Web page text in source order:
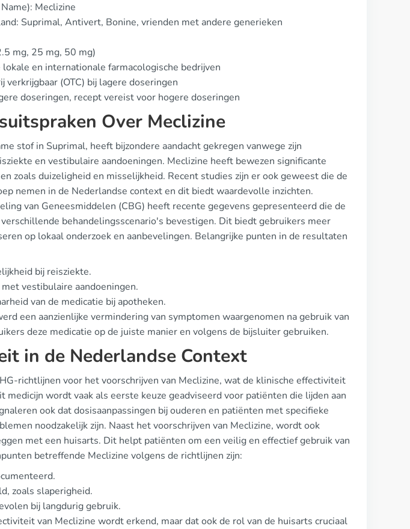
Meclizine
Suprimal, Antivert, Bonine, vrienden met andere generieken
mg, 25 mg, 50 mg)
en internationale farmacologische bedrijven
(OTC) bij lagere doseringen
doseringen, recept vereist voor hogere doseringen
Over Meclizine
stof in Suprimal, heeft bijzondere aandacht gekregen vanwege zijn
en vestibulaire aandoeningen. Meclizine heeft bewezen significante
zoals duizeligheid en misselijkheid. Recent studies zijn er ook geweest die de
nemen in de Nederlandse context en dit biedt waardevolle inzichten.
van Geneesmiddelen (CBG) heeft recente gegevens gepresenteerd die de
behandelingsscenario's bevestigen. Dit biedt gebruikers meer
op lokaal onderzoek en aanbevelingen. Belangrijke punten in de resultaten
bij reisziekte.
vestibulaire aandoeningen.
van de medicatie bij apotheken.
een aanzienlijke vermindering van symptomen waargenomen na gebruik van
deze medicatie op de juiste manier en volgens de bijsluiter gebruiken.
in de Nederlandse Context
richtlijnen voor het voorschrijven van Meclizine, wat de klinische effectiviteit
wordt vaak als eerste keuze geadviseerd voor patiënten die lijden aan
ook dat dosisaanpassingen bij ouderen en patiënten met specifieke
noodzakelijk zijn. Naast het voorschrijven van Meclizine, wordt ook
met een huisarts. Dit helpt patiënten om een veilig en effectief gebruik van
betreffende Meclizine volgens de richtlijnen zijn:
zoals slaperigheid.
bij langdurig gebruik.
van Meclizine wordt erkend, maar dat ook de rol van de huisarts cruciaal